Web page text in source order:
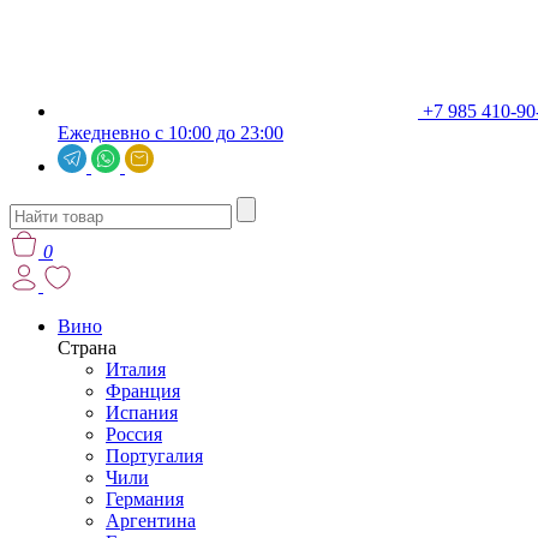
+7 985 410-
Ежедневно с 10:00 до 23:00
0
Вино
Страна
Италия
Франция
Испания
Россия
Португалия
Чили
Германия
Аргентина